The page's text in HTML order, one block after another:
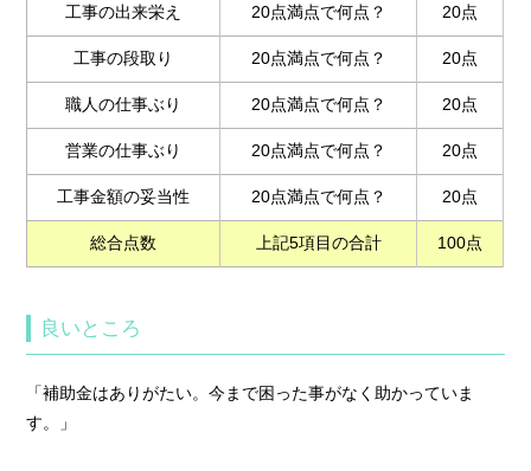
工事の出来栄え 20点満点で何点？ 20点
工事の段取り 20点満点で何点？ 20点
職人の仕事ぶり 20点満点で何点？ 20点
営業の仕事ぶり 20点満点で何点？ 20点
工事金額の妥当性 20点満点で何点？ 20点
総合点数 上記5項目の合計 100点
良いところ
「補助金はありがたい。今まで困った事がなく助かっていま
す。」